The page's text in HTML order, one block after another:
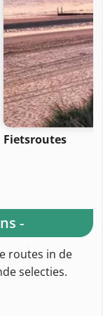
Fietsroutes
-
routes in de
selecties.